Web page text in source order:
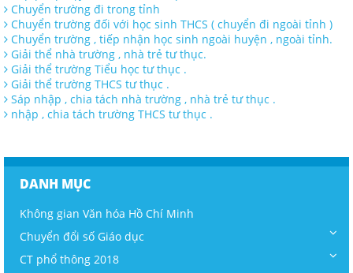
Chuyển trường đi trong tỉnh
Chuyển trường đối với học sinh THCS ( chuyển đi ngoài tỉnh )
Chuyển trường , tiếp nhận học sinh ngoài huyện , ngoài tỉnh.
Giải thể nhà trường , nhà trẻ tư thục.
Giải thể trường Tiểu học tư thục .
Giải thể trường THCS tư thục .
Sáp nhập , chia tách nhà trường , nhà trẻ tư thục .
nhập , chia tách trường THCS tư thục .
DANH MỤC
Không gian Văn hóa Hồ Chí Minh
Chuyển đổi số Giáo dục
CT phổ thông 2018